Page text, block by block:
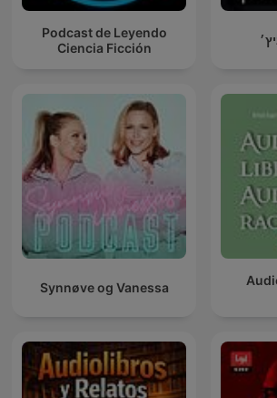
Podcast de Leyendo
Ciencia Ficción
Synnøve og Vanessa